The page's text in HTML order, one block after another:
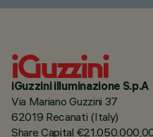
iGuzzini illuminazione S.p.A
Via Mariano Guzzini 37
62019 Recanati (Italy)
Share Capital